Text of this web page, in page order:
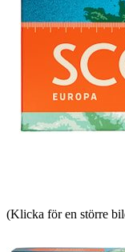
(Klicka för en större